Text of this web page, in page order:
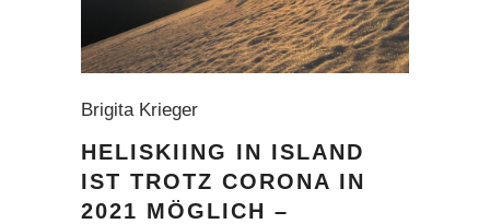
Brigita Krieger
HELISKIING IN ISLAND
IST TROTZ CORONA IN
2021 MÖGLICH –